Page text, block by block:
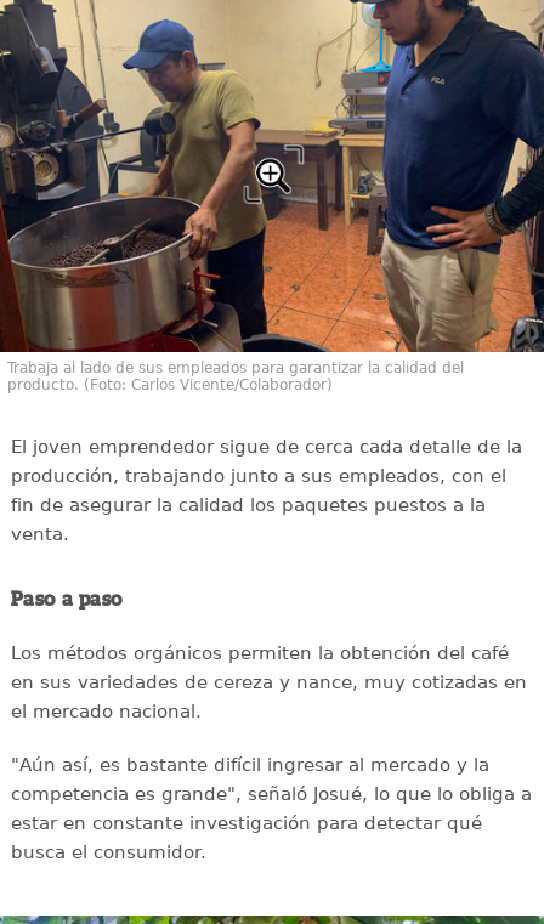
Trabaja al lado de sus empleados para garantizar la calidad del
producto. (Foto: Carlos Vicente/Colaborador)
El joven emprendedor sigue de cerca cada detalle de la
producción, trabajando junto a sus empleados, con el
fin de asegurar la calidad los paquetes puestos a la
venta.
Paso a paso
Los métodos orgánicos permiten la obtención del café
en sus variedades de cereza y nance, muy cotizadas en
el mercado nacional.
"Aún así, es bastante difícil ingresar al mercado y la
competencia es grande", señaló Josué, lo que lo obliga a
estar en constante investigación para detectar qué
busca el consumidor.